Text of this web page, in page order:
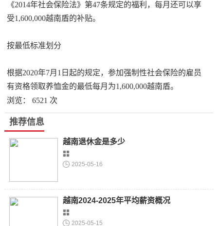
《2014年社会保险法》第47条规定的福利，每月还可以享
受1,600,000越南盾的补贴。
按最低标准划分
根据2020年7月1日起的规定，参加强制性社会保险的雇员
有资格领取养恤金的最低每月为1,600,000越南盾。
浏览：
6521 次
推荐信息
越南退休金是多少
2025-05-16
越南2024-2025年平均薪资概况
2025-05-15